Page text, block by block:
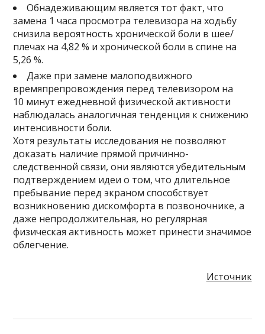
Обнадеживающим является тот факт, что
замена 1 часа просмотра телевизора на ходьбу
снизила вероятность хронической боли в шее/
плечах на 4,82 % и хронической боли в спине на
5,26 %.
Даже при замене малоподвижного
времяпрепровождения перед телевизором на
10 минут ежедневной физической активности
наблюдалась аналогичная тенденция к снижению
интенсивности боли.
Хотя результаты исследования не позволяют
доказать наличие прямой причинно-
следственной связи, они являются убедительным
подтверждением идеи о том, что длительное
пребывание перед экраном способствует
возникновению дискомфорта в позвоночнике, а
даже непродолжительная, но регулярная
физическая активность может принести значимое
облегчение.
Источник